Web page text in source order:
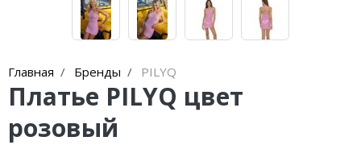
Главная Бренды PILYQ
Платье PILYQ цвет
розовый